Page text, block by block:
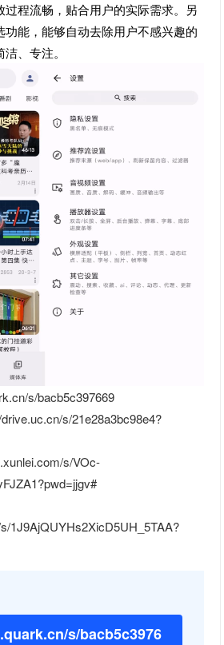
程流畅，贴合用户的实际需求。另
能，能够自动去除用户不感兴趣的
、专注。
s/bacb5c397669
s/21e28a3bc98e4?
s/VOc-
1J9AjQUYHs2XicD5UH_5TAA?
s/bacb5c3976